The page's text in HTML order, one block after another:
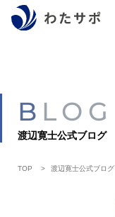
BLOG
渡辺寛士公式ブログ
TOP 渡辺寛士公式ブログ